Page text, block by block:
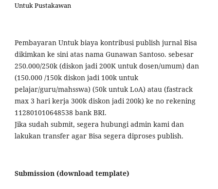
Untuk Pustakawan
Pembayaran Untuk biaya kontribusi publish jurnal Bisa
dikimkan ke sini atas nama Gunawan Santoso. sebesar
250.000/250k (diskon jadi 200K untuk dosen/umum) dan
(150.000 /150k diskon jadi 100k untuk
pelajar/guru/mahsswa) (50k untuk LoA) atau (fastrack
max 3 hari kerja 300k diskon jadi 200k) ke no rekening
112801010648538 bank BRI.
Jika sudah submit, segera hubungi admin kami dan
lakukan transfer agar Bisa segera diproses publish.
Submission (download template)